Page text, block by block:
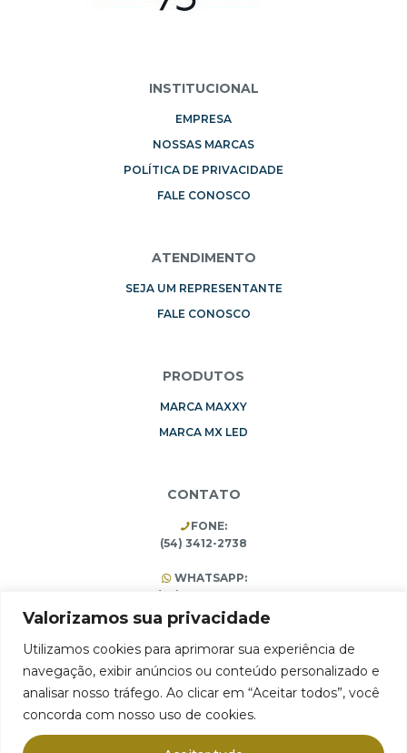
Valorizamos sua privacidade
Utilizamos cookies para aprimorar sua experiência de
navegação, exibir anúncios ou conteúdo personalizado e
analisar nosso tráfego. Ao clicar em “Aceitar todos”, você
concorda com nosso uso de cookies.
INSTITUCIONAL
EMPRESA
NOSSAS MARCAS
POLÍTICA DE PRIVACIDADE
FALE CONOSCO
ATENDIMENTO
SEJA UM REPRESENTANTE
FALE CONOSCO
PRODUTOS
MARCA MAXXY
MARCA MX LED
CONTATO
FONE:
(54) 3412-2738
WHATSAPP:
(54) 99196-3453
(54) 3412-1473
ARMAZÉM 75 Comércio e Importação Ltda.
Rua Pain Filho, 1994, São José, Farroupilha, RS 95180-406
CNPJ 10.314.731/0001-65